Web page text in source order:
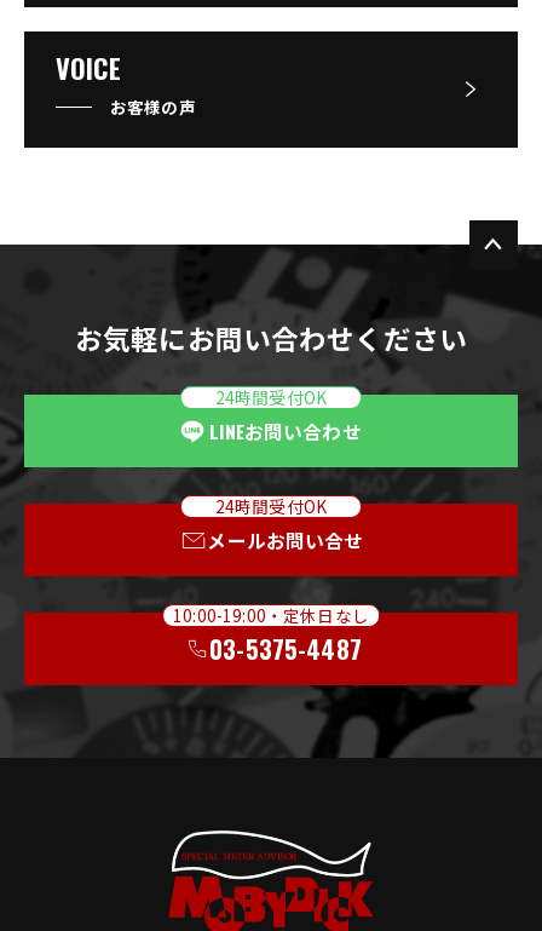
VOICE
お客様の声
お気軽にお問い合わせください
24時間受付OK
LINEお問い合わせ
24時間受付OK
メールお問い合せ
10:00-19:00・定休日なし
03-5375-4487